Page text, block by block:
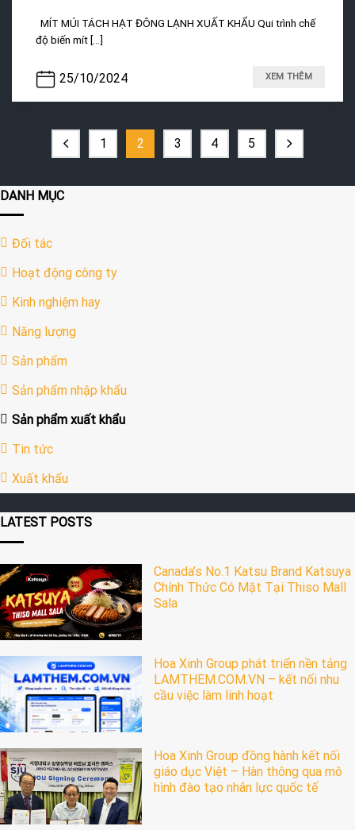
25/10/2024
MÍT MÚI TÁCH HẠT ĐÔNG LẠNH XUẤT KHẨU Qui trình chế
độ biến mít [...]
XEM THÊM
1 2 3 4 5
DANH MỤC
Đối tác
Hoạt động công ty
Kinh nghiệm hay
Năng lượng
Sản phẩm
Sản phẩm nhập khẩu
Sản phẩm xuất khẩu
Tin tức
Xuất khẩu
LATEST POSTS
Canada’s No.1 Katsu Brand Katsuya
Chính Thức Có Mặt Tại Thiso Mall
Sala
Hoa Xinh Group phát triển nền tảng
LAMTHEM.COM.VN – kết nối nhu
cầu việc làm linh hoạt
Hoa Xinh Group đồng hành kết nối
giáo dục Việt – Hàn thông qua mô
hình đào tạo nhân lực quốc tế